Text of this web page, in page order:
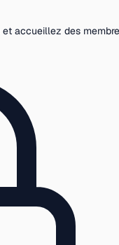
et accueillez des